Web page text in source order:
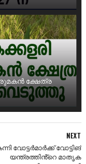
ക്ഷേത്ര
NEXT
വോട്ടർമാർക്ക് വോട്ടിങ്
യന്ത്രത്തിൻ്റെ മാതൃക